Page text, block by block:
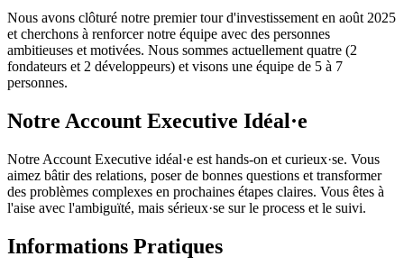
Nous avons clôturé notre premier tour d'investissement en août 2025
et cherchons à renforcer notre équipe avec des personnes
ambitieuses et motivées. Nous sommes actuellement quatre (2
fondateurs et 2 développeurs) et visons une équipe de 5 à 7
personnes.
Notre Account Executive Idéal·e
Notre Account Executive idéal·e est hands-on et curieux·se. Vous
aimez bâtir des relations, poser de bonnes questions et transformer
des problèmes complexes en prochaines étapes claires. Vous êtes à
l'aise avec l'ambiguïté, mais sérieux·se sur le process et le suivi.
Informations Pratiques